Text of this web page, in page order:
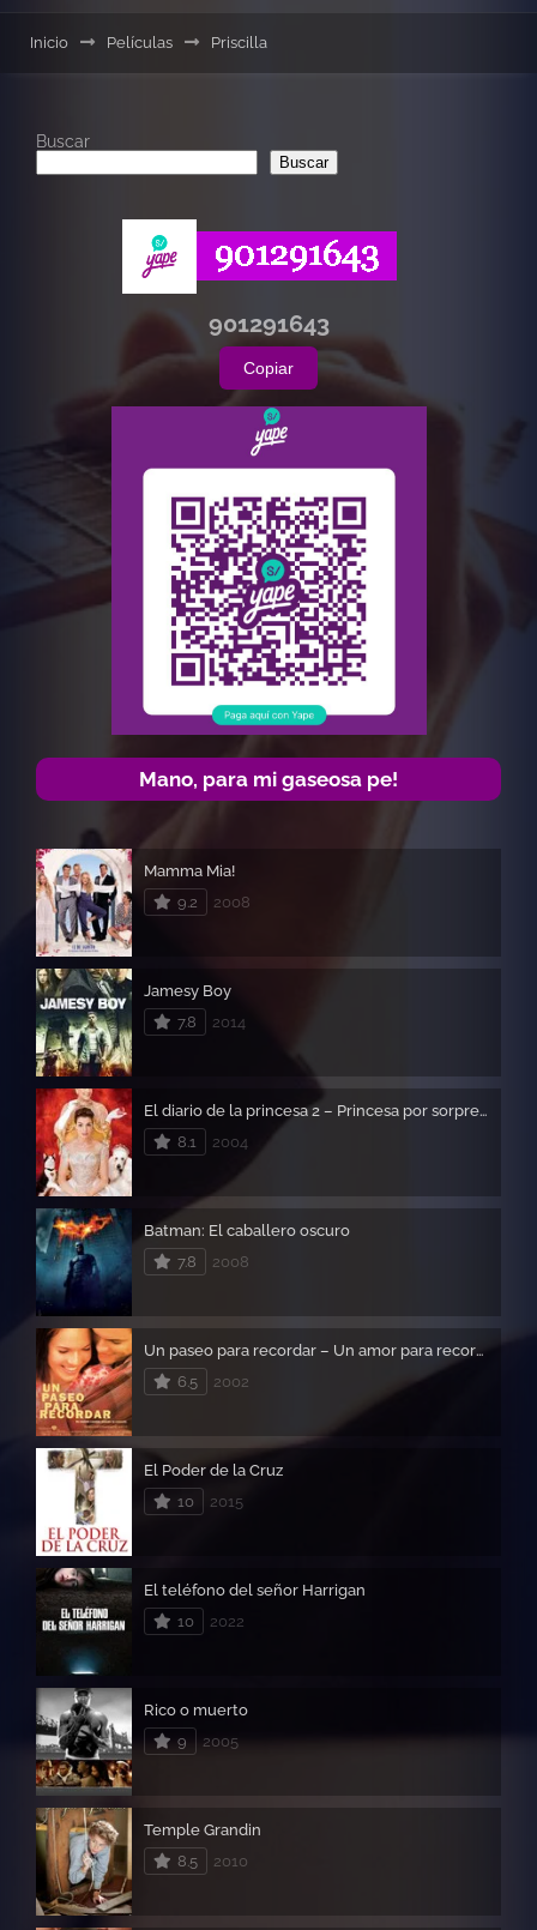
Inicio Películas Priscilla
Buscar
Buscar
901291643
Copiar
Mano, para mi gaseosa pe!
Mamma Mia!
9.2
2008
Jamesy Boy
7.8
2014
El diario de la princesa 2 – Princesa por sorpresa 2
8.1
2004
Batman: El caballero oscuro
7.8
2008
Un paseo para recordar – Un amor para recorda
6.5
2002
El Poder de la Cruz
10
2015
El teléfono del señor Harrigan
10
2022
Rico o muerto
9
2005
Temple Grandin
8.5
2010